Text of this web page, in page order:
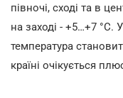
півночі, сході та в
на заході - +5…+7 °С.
температура
країні очікується